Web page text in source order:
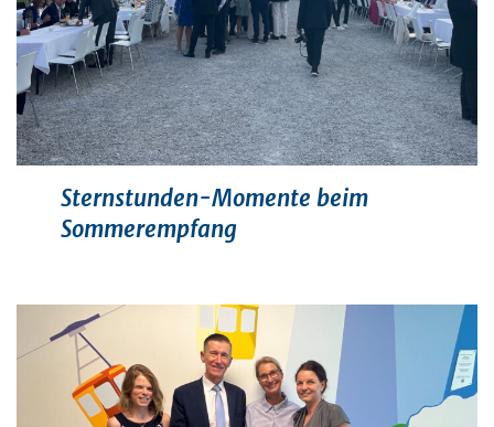
Sternstunden-Momente beim
Sommerempfang